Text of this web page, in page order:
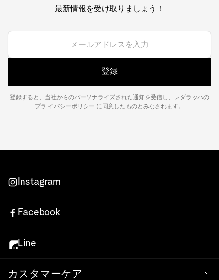
特別なシーンに贅沢な時間を
お楽しみが必要です。誰かがレダラッハの高級プラリネやトリュ
フのボックスを持って来ると、それは特別な日であることがわか
ります。おのずと期待は高まり、それぞれがお気に入りのプラリ
箱入りのチョコレートは、夕食後の美味しいプチフールとして、
日をお祝いするのに、甘い美味しさを堪能する以上の方法がある
レダラッハのチョコレートがスイス産の最高級チョコレートとし
を厳選しています。これにより、レダラッハチョコレートの美味
最新情報を受け取りましょう！
登録
登録すると、当社からのパーソナライズされた通知を受信し、レダラッハの
プラ イバシーポリシー に同意したものとみなされます。
Instagram
Facebook
Line
カスタマーケア